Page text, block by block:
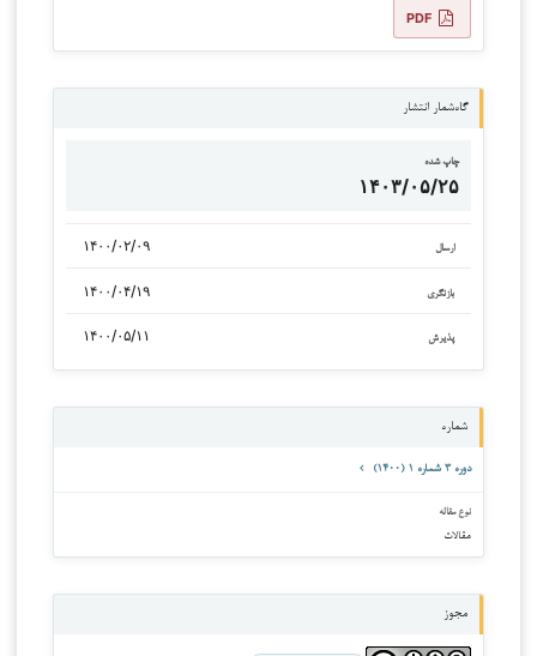
PDF
گاه‌شمار انتشار
چاپ شده
۱۴۰۳/۰۵/۲۵
ارسال ۱۴۰۰/۰۲/۰۹
بازنگری ۱۴۰۰/۰۴/۱۹
پذیرش ۱۴۰۰/۰۵/۱۱
شماره
دوره ۳ شماره ۱ (۱۴۰۰)
نوع مقاله
مقالات
مجوز